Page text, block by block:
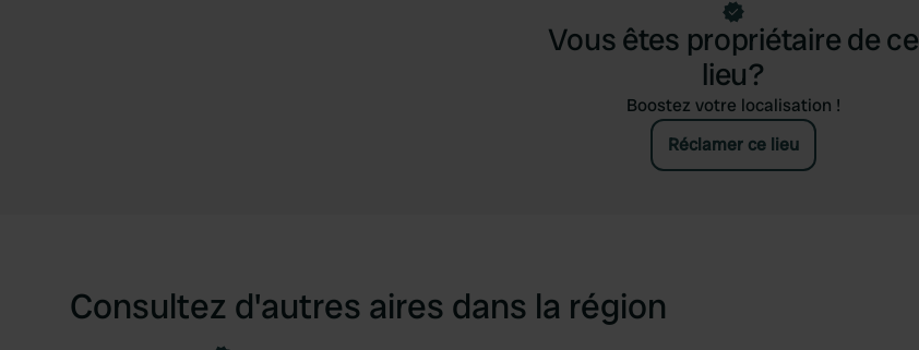
Vous êtes propriétaire de ce
lieu?
Boostez votre localisation !
Réclamer ce lieu
Consultez d'autres aires dans la région